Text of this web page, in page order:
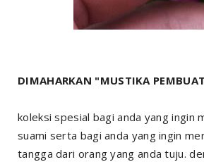
DIMAHARKAN "MUSTIKA
koleksi spesial bagi anda yang ingin
suami serta bagi anda yang ingin
tangga dari orang yang anda tuju.